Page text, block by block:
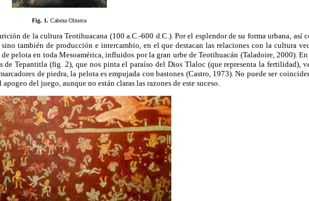
Fig. 1. Cabeza Olmeca
de la cultura Teotihuacana (100 a.C.-600 d.C.). Por el esplendor de su forma urbana, así
también de producción e intercambio, en el que destacan las relaciones con la cultura
pelota en toda Mesoamérica, influidos por la gran urbe de Teotihuacán (Taladoire, 2000).
Tepantitla (fig. 2), que nos pinta el paraíso del Dios Tlaloc (que representa la fertilidad),
de piedra, la pelota es empujada con bastones (Castro, 1973). No puede ser
del juego, aunque no están claras las razones de este suceso.